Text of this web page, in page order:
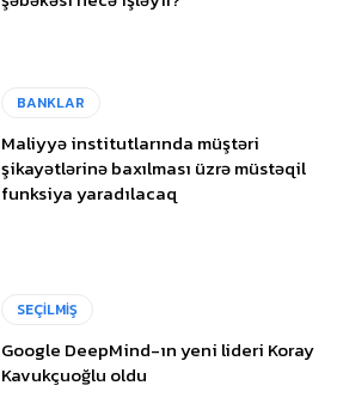
BANKLAR
Maliyyə institutlarında müştəri
şikayətlərinə baxılması üzrə müstəqil
funksiya yaradılacaq
SEÇİLMİŞ
Google DeepMind-ın yeni lideri Koray
Kavukçuoğlu oldu